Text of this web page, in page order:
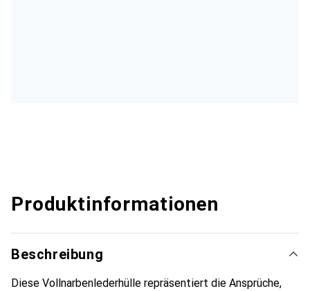
Produktinformationen
Beschreibung
Diese Vollnarbenlederhülle repräsentiert die Ansprüche,